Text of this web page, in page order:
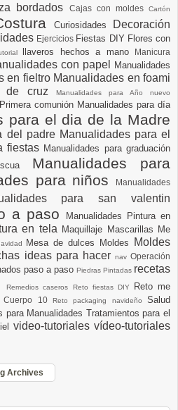
bordados Cajas con moldesCartón
Curiosidades Decoración
Ejercicios Fiestas DIY Flores con
llaveros hechos a mano Manicura
con papel
Manualidades
en fieltro Manualidades en foami
de cruz
Manualidades para Año nuevo
comunión Manualidades para día
para el dia de la Madre
del padre Manualidades para el
fiestas Manualidades para graduación
Manualidades para
para niños
Manualidades
para san valentin
a paso
Manualidades Pintura en
en tela Maquillaje Mascarillas Me
Mesa de dulces Moldes
Moldes
ideas para hacer nav Operación
paso a paso Piedras Pintadas recetas
Remedios caseros Reto fiestas DIY
Reto me
Cuerpo 10Reto packaging navideñoSalud
para Manualidades Tratamientos para el
video-tutoriales vídeo-tutoriales
Archives